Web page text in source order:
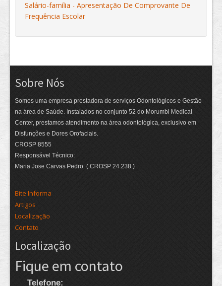
Salário-família - Apresentação De Comprovante De
Frequência Escolar
Sobre Nós
Somos uma empresa prestadora de serviços Odontológicos e Gestão
na área de Saúde. Instalados no conjunto 52 do Morumbi Medical
Center, prestamos atendimento na área odontológica, exclusivo em
Disfunções e Dores Orofaciais.
CROSP 8555
Responsável Técnico:
Maria Jose Carvas Pedro ( CROSP 24.238 )
Bite Informa
Artigos
Localização
Contato
Localização
Fique em contato
Telefone: